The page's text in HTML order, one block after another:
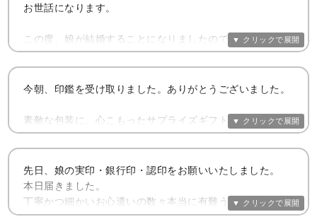
お世話になります。
この度、娘が結婚することになりましたので、印鑑を作る
ことにしました。
以前うちも、お願いして作ってもらったことがあります。
が、印鑑を使い始めてからお金に困らなくなりました。
私には兄がいますが、10代から病気になり一度も働くこと
もできず、入退院の繰り返しでした。15年前に両親が亡く
なり施設でお世話になることとなりました。
私達夫婦も良くなったので、兄の為にも印鑑を作りたいと
今朝、印鑑を受け取りました。ありがとうございました。
素敵な包装に、心こもったサプライズギフトを受け取った
ような
暖かい気持ちになりました。
美しい印鑑を拝見し、その重みを手にして
今更ながら新しい姓になった実感がわいてきました。
同時に、きっと主人と幸せな家庭を作っていけると
先日、娘の実印・銀行印・認印をお願いいたしました。
本日届きました。
丁寧かつ細かいお心遣いの数々本当に有難うございまし
た。